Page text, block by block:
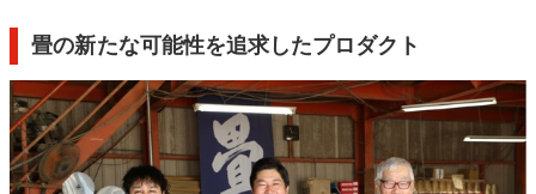
畳の新たな可能性を追求したプロダクト